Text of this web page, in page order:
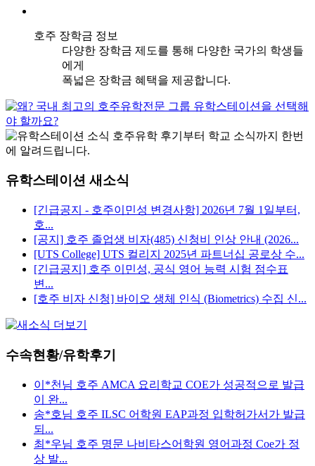
호주 장학금 정보
다양한 장학금 제도를 통해 다양한 국가의 학생들
에게
폭넓은 장학금 혜택을 제공합니다.
유학스테이션 새소식
[긴급공지 - 호주이민성 변경사항] 2026년 7월 1일부터,
호...
[공지] 호주 졸업생 비자(485) 신청비 인상 안내 (2026...
[UTS College] UTS 컬리지 2025년 파트너십 공로상 수...
[긴급공지] 호주 이민성, 공식 영어 능력 시험 점수표
변...
[호주 비자 신청] 바이오 생체 인식 (Biometrics) 수집 신...
수속현황/유학후기
이*천님 호주 AMCA 요리학교 COE가 성공적으로 발급
이 완...
송*호님 호주 ILSC 어학원 EAP과정 입학허가서가 발급
되...
최*우님 호주 명문 나비타스어학원 영어과정 Coe가 정
상 발...